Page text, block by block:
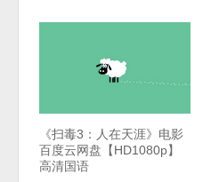
《扫毒3：人在天涯》电影
百度云网盘【HD1080p】
高清国语